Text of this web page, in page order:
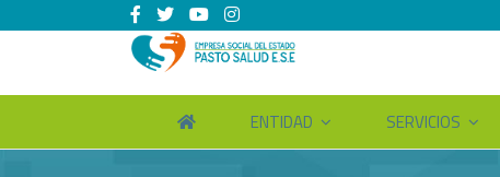
ENTIDAD SERVICIOS